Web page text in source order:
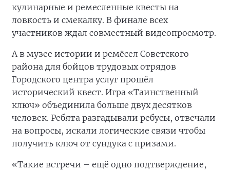
кулинарные и ремесленные квесты на
ловкость и смекалку. В финале всех
участников ждал совместный видеопросмотр.
А в музее истории и ремёсел Советского
района для бойцов трудовых отрядов
Городского центра услуг прошёл
исторический квест. Игра «Таинственный
ключ» объединила больше двух десятков
человек. Ребята разгадывали ребусы, отвечали
на вопросы, искали логические связи чтобы
получить ключ от сундука с призами.
«Такие встречи – ещё одно подтверждение,